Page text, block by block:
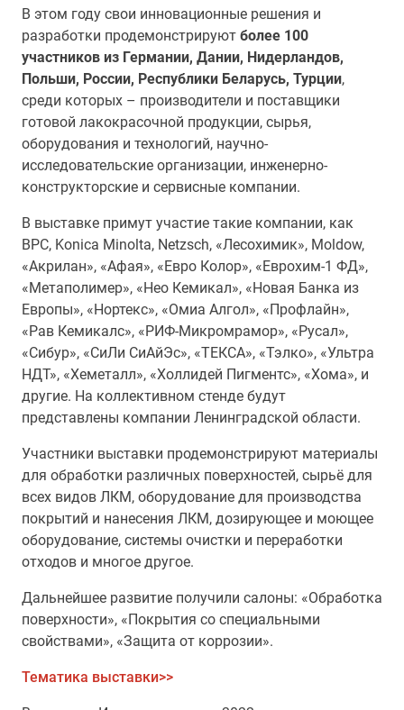
В этом году свои инновационные решения и
разработки продемонстрируют более 100
участников из Германии, Дании, Нидерландов,
Польши, России, Республики Беларусь, Турции,
среди которых – производители и поставщики
готовой лакокрасочной продукции, сырья,
оборудования и технологий, научно-
исследовательские организации, инженерно-
конструкторские и сервисные компании.
В выставке примут участие такие компании, как
BPC, Konica Minolta, Netzsch, «Лесохимик», Moldow,
«Акрилан», «Афая», «Евро Колор», «Еврохим-1 ФД»,
«Метаполимер», «Нео Кемикал», «Новая Банка из
Европы», «Нортекс», «Омиа Алгол», «Профлайн»,
«Рав Кемикалс», «РИФ-​Микромрамор», «Русал»,
«Сибур», «СиЛи СиАйЭс», «ТЕКСА», «Тэлко», «Ультра
НДТ», «Хеметалл», «Холлидей Пигментс», «Хома», и
другие. На коллективном стенде будут
представлены компании Ленинградской области.
Участники выставки продемонстрируют материалы
для обработки различных поверхностей, сырьё для
всех видов ЛКМ, оборудование для производства
покрытий и нанесения ЛКМ, дозирующее и моющее
оборудование, системы очистки и переработки
отходов и многое другое.
Дальнейшее развитие получили салоны: «Обработка
поверхности», «Покрытия со специальными
свойствами», «Защита от коррозии».
Тематика выставки>>